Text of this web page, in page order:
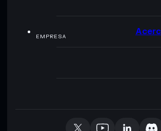
EMPRESA